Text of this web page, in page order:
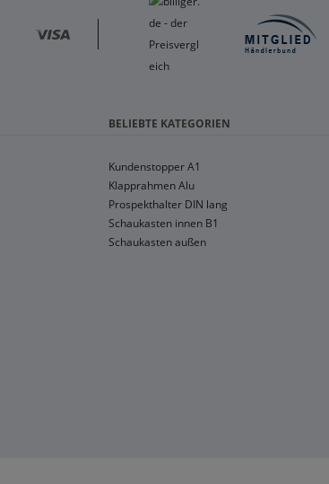
BELIEBTE KATEGORIEN
Kundenstopper A1
Klapprahmen Alu
Prospekthalter DIN lang
Schaukasten innen B1
Schaukasten außen